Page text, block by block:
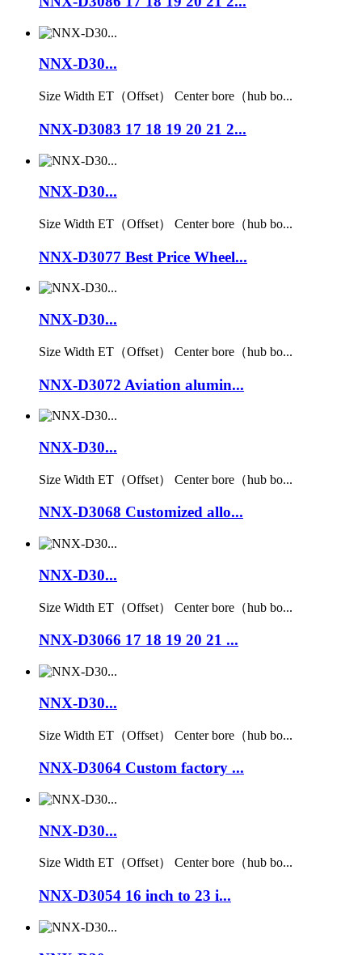
NNX-D30...
Size Width ET（Offset） Center bore（hub bo...
NNX-D3083 17 18 19 20 21 2...
NNX-D30...
Size Width ET（Offset） Center bore（hub bo...
NNX-D3077 Best Price Wheel...
NNX-D30...
Size Width ET（Offset） Center bore（hub bo...
NNX-D3072 Aviation alumin...
NNX-D30...
Size Width ET（Offset） Center bore（hub bo...
NNX-D3068 Customized allo...
NNX-D30...
Size Width ET（Offset） Center bore（hub bo...
NNX-D3066 17 18 19 20 21 ...
NNX-D30...
Size Width ET（Offset） Center bore（hub bo...
NNX-D3064 Custom factory ...
NNX-D30...
Size Width ET（Offset） Center bore（hub bo...
NNX-D3054 16 inch to 23 i...